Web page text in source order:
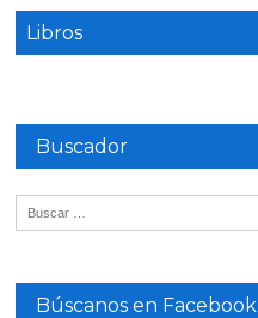
Libros
Buscador
Búscanos en Facebook